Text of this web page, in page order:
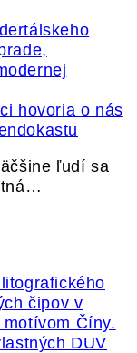
hovoria o nás
ľudí sa
DUV